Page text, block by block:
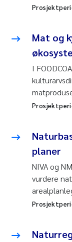
Mat og
I
planer
NIVA og
vurdere